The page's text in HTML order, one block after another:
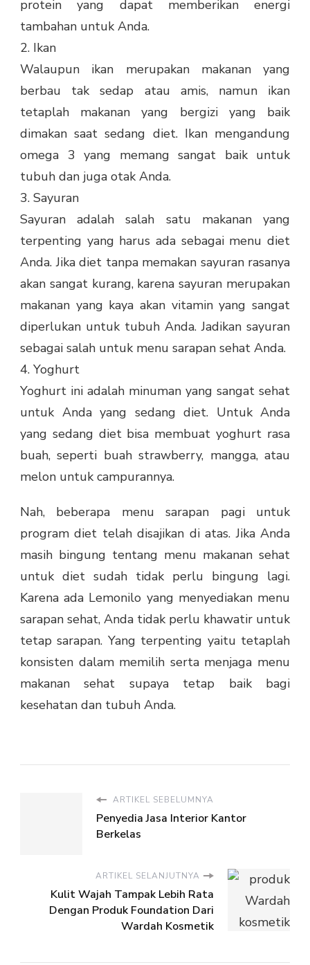
protein yang dapat memberikan energi
tambahan untuk Anda.
2. Ikan
Walaupun ikan merupakan makanan yang
berbau tak sedap atau amis, namun ikan
tetaplah makanan yang bergizi yang baik
dimakan saat sedang diet. Ikan mengandung
omega 3 yang memang sangat baik untuk
tubuh dan juga otak Anda.
3. Sayuran
Sayuran adalah salah satu makanan yang
terpenting yang harus ada sebagai menu diet
Anda. Jika diet tanpa memakan sayuran rasanya
akan sangat kurang, karena sayuran merupakan
makanan yang kaya akan vitamin yang sangat
diperlukan untuk tubuh Anda. Jadikan sayuran
sebagai salah untuk menu sarapan sehat Anda.
4. Yoghurt
Yoghurt ini adalah minuman yang sangat sehat
untuk Anda yang sedang diet. Untuk Anda
yang sedang diet bisa membuat yoghurt rasa
buah, seperti buah strawberry, mangga, atau
melon untuk campurannya.
Nah, beberapa menu sarapan pagi untuk
program diet telah disajikan di atas. Jika Anda
masih bingung tentang menu makanan sehat
untuk diet sudah tidak perlu bingung lagi.
Karena ada Lemonilo yang menyediakan menu
sarapan sehat, Anda tidak perlu khawatir untuk
tetap sarapan. Yang terpenting yaitu tetaplah
konsisten dalam memilih serta menjaga menu
makanan sehat supaya tetap baik bagi
kesehatan dan tubuh Anda.
ARTIKEL SEBELUMNYA
Penyedia Jasa Interior Kantor
Berkelas
ARTIKEL SELANJUTNYA
Kulit Wajah Tampak Lebih Rata
Dengan Produk Foundation Dari
Wardah Kosmetik